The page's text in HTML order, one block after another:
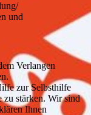
und
Verlangen
zur Selbsthilfe
zu stärken. Wir sind
Ihnen